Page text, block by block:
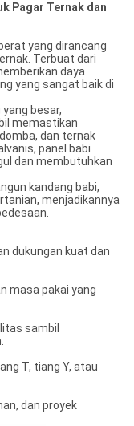
Pagar Ternak dan
yang dirancang
Terbuat dari
daya
yang sangat baik di
besar,
memastikan
dan ternak
panel babi
dan membutuhkan
kandang babi,
menjadikannya
dukungan kuat dan
masa pakai yang
sambil
T, tiang Y, atau
dan proyek